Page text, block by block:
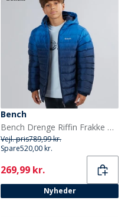
Bench
Bench Drenge Riffin Frakke Navy
Vejl. pris789,99 kr.
Spare520,00 kr.
Current
269,99 kr.
Nyheder